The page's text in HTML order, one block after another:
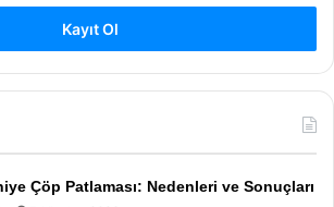
Kayıt Ol
Çöp Patlaması: Nedenleri ve Sonuçları